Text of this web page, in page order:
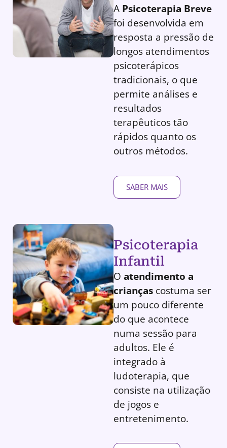
A Psicoterapia Breve
foi desenvolvida em
resposta a pressão de
longos atendimentos
psicoterápicos
tradicionais, o que
permite análises e
resultados
terapêuticos tão
rápidos quanto os
outros métodos.
SABER MAIS
Psicoterapia
Infantil
O atendimento a
crianças costuma ser
um pouco diferente
do que acontece
numa sessão para
adultos. Ele é
integrado à
ludoterapia, que
consiste na utilização
de jogos e
entretenimento.